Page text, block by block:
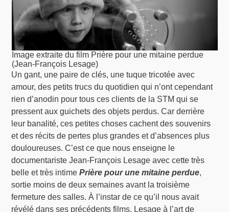
Image extraite du film Prière pour une mitaine perdue
(Jean-François Lesage)
Un gant, une paire de clés, une tuque tricotée avec
amour, des petits trucs du quotidien qui n’ont cependant
rien d’anodin pour tous ces clients de la STM qui se
pressent aux guichets des objets perdus. Car derrière
leur banalité, ces petites choses cachent des souvenirs
et des récits de pertes plus grandes et d’absences plus
douloureuses. C’est ce que nous enseigne le
documentariste Jean-François Lesage avec cette très
belle et très intimePrière pour une mitaine perdue,
sortie moins de deux semaines avant la troisième
fermeture des salles. À l’instar de ce qu’il nous avait
révélé dans ses précédents films, Lesage à l’art de